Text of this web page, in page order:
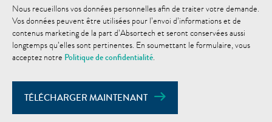
Nous recueillons vos données personnelles afin de traiter votre demande.
Vos données peuvent être utilisées pour l’envoi d’informations et de
contenus marketing de la part d’Absortech et seront conservées aussi
longtemps qu’elles sont pertinentes. En soumettant le formulaire, vous
acceptez notre Politique de confidentialité.
TÉLÉCHARGER MAINTENANT